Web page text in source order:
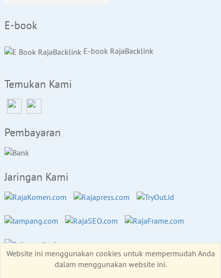
E-book
E-book RajaBacklink
Temukan Kami
Pembayaran
Jaringan Kami
Website ini menggunakan cookies untuk mempermudah Anda
dalam menggunakan website ini.